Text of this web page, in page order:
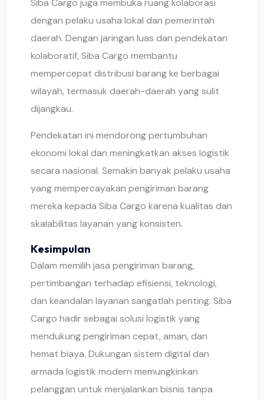
Siba Cargo juga membuka ruang kolaborasi
dengan pelaku usaha lokal dan pemerintah
daerah. Dengan jaringan luas dan pendekatan
kolaboratif, Siba Cargo membantu
mempercepat distribusi barang ke berbagai
wilayah, termasuk daerah-daerah yang sulit
dijangkau.
Pendekatan ini mendorong pertumbuhan
ekonomi lokal dan meningkatkan akses logistik
secara nasional. Semakin banyak pelaku usaha
yang mempercayakan pengiriman barang
mereka kepada Siba Cargo karena kualitas dan
skalabilitas layanan yang konsisten.
Kesimpulan
Dalam memilih jasa pengiriman barang,
pertimbangan terhadap efisiensi, teknologi,
dan keandalan layanan sangatlah penting. Siba
Cargo hadir sebagai solusi logistik yang
mendukung pengiriman cepat, aman, dan
hemat biaya. Dukungan sistem digital dan
armada logistik modern memungkinkan
pelanggan untuk menjalankan bisnis tanpa